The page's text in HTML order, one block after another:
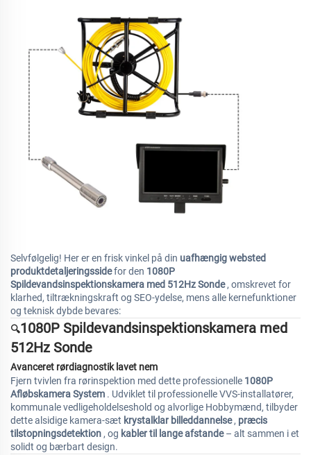
Selvfølgelig! Her er en frisk vinkel på din uafhængig websted
produktdetaljeringssidefor den 1080P
Spildevandsinspektionskamera med 512Hz Sonde, omskrevet for
klarhed, tiltrækningskraft og SEO-ydelse, mens alle kernefunktioner
og teknisk dybde bevares:
🔍1080P Spildevandsinspektionskamera med
512Hz Sonde
Avanceret rørdiagnostik lavet nem
Fjern tvivlen fra rørinspektion med dette professionelle 1080P
Afløbskamera System . Udviklet til professionelle VVS-installatører,
kommunale vedligeholdelseshold og alvorlige Hobbymænd, tilbyder
dette alsidige kamera-sæt krystalklar billeddannelse, præcis
tilstopningsdetektion, og kabler til lange afstande– alt sammen i et
solidt og bærbart design.